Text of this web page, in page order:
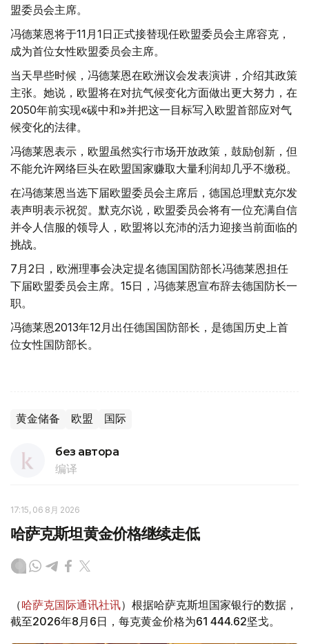
盟委员会主席。
冯德莱恩将于11月1日正式接替现任欧盟委员会主席容克，
成为首位女性欧盟委员会主席。
当天早些时候，冯德莱恩在欧洲议会发表演讲，介绍其政策
主张。她说，欧盟将在对抗气候变化方面做出更大努力，在
2050年前实现«碳中和»并把这一目标写入欧盟首部应对气
候变化的法律。
冯德莱恩表示，欧盟虽然实行市场开放政策，鼓励创新，但
不能允许网络巨头在欧盟国家赚取大量利润却几乎不缴税。
在冯德莱恩当选下届欧盟委员会主席后，德国总理默克尔发
表声明表示祝贺。默克尔说，欧盟委员会将有一位充满自信
并令人信服的领导人，欧盟将以充沛的活力迎接当前面临的
挑战。
7月2日，欧洲理事会决定提名德国国防部长冯德莱恩担任
下届欧盟委员会主席。15日，冯德莱恩宣布辞去德国防长一
职。
冯德莱恩2013年12月出任德国国防部长，是德国历史上首
位女性国防部长。
黄金储备 欧盟 国际
без автора
编译
17:15, 06 8月 2026
哈萨克斯坦黄金价格继续走低
（哈萨克国际通讯社讯）根据哈萨克斯坦国家银行的数据，
截至2026年8月6日，每克黄金价格为61 444.62坚戈。